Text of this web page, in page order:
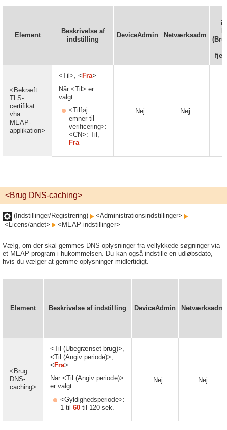
Element
Beskrivelse af
indstilling
DeviceAdmin Netværksadm
<Bekræft
TLS-
certifikat
vha.
MEAP-
applikation>
<Til>, < Fra>
Når <Til> er
valgt:
<Tilføj
emner til
verificering>:
<CN>: Til,
Fra
Nej Nej
<Brug DNS-caching>
(Indstillinger/Registrering)
<Administrationsindstillinger>
<Licens/andet>
<MEAP-indstillinger>
Vælg, om der skal gemmes DNS-oplysninger fra vellykkede søgninger via
et MEAP-program i hukommelsen. Du kan også indstille en udløbsdato,
hvis du vælger at gemme oplysninger midlertidigt.
Element Beskrivelse af indstilling DeviceAdmin Netværksadm
<Brug
DNS-
caching>
<Til (Ubegrænset brug)>,
<Til (Angiv periode)>,
< Fra>
Når <Til (Angiv periode)>
er valgt:
<Gyldighedsperiode>:
1 til 60 til 120 sek.
Nej Nej